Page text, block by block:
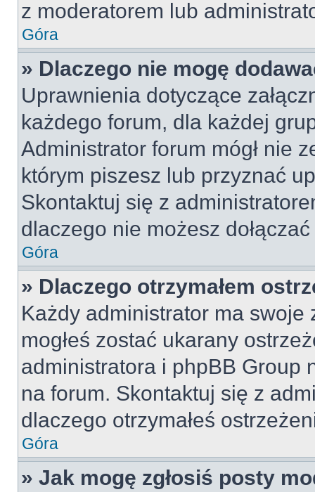
z moderatorem lub
Góra
» Dlaczego nie mogę
Uprawnienia dotyczące
każdego forum, dla każdej
Administrator forum mógł nie
którym piszesz lub przyznać
Skontaktuj się z
dlaczego nie możesz
Góra
» Dlaczego otrzymałem
Każdy administrator ma swoje
mogłeś zostać ukarany
administratora i phpBB Group
na forum. Skontaktuj się z
dlaczego otrzymałeś
Góra
» Jak mogę zgłosiś posty